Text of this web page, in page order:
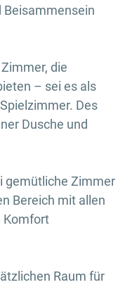
Beisammensein
die
– sei es als
Des
Dusche und
gemütliche Zimmer
Bereich mit allen
Komfort
Raum für